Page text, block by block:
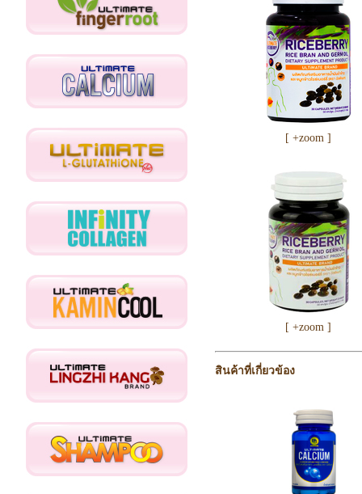
[ +zoom ]
[ +zoom ]
สินค้าที่เกี่ยวข้อง